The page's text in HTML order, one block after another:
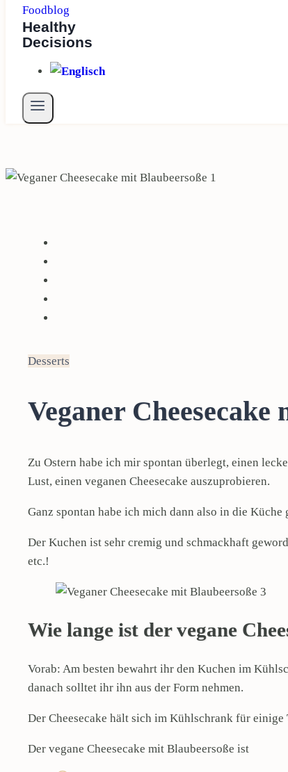
Healthy
Decisions
Desserts
Veganer Cheesecake
Zu Ostern habe ich mir spontan überlegt, einen
Lust, einen veganen Cheesecake auszuprobieren.
Ganz spontan habe ich mich dann also in die
Der Kuchen ist sehr cremig und schmackhaft
etc.!
Wie lange ist der vegane
Vorab: Am besten bewahrt ihr den Kuchen im
danach solltet ihr ihn aus der Form nehmen.
Der Cheesecake hält sich im Kühlschrank für
Der vegane Cheesecake mit Blaubeersoße ist